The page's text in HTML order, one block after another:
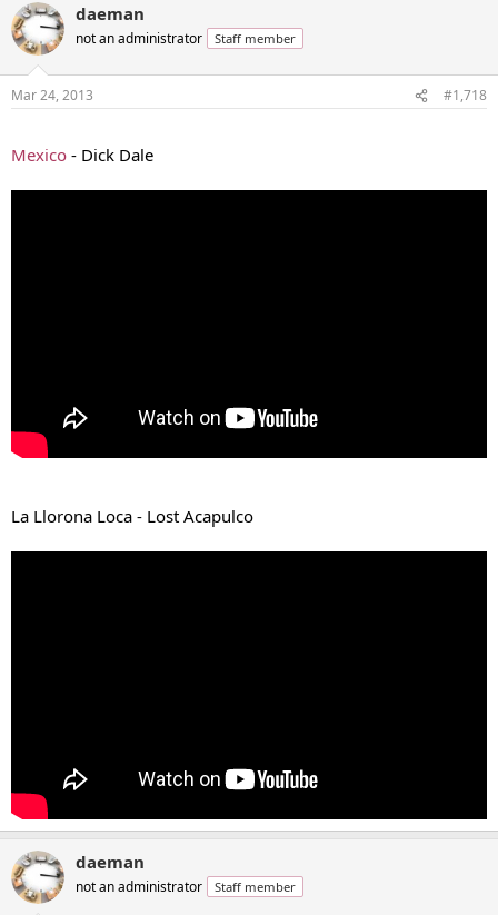
daeman
not an administrator Staff member
Mar 24, 2013 #1,718
Mexico - Dick Dale
La Llorona Loca - Lost Acapulco
daeman
not an administrator Staff member